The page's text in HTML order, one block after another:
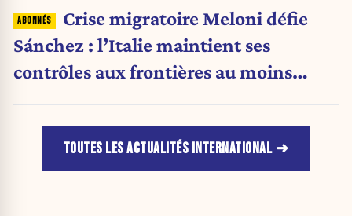
Crise migratoire Meloni défie
Sánchez : l’Italie maintient ses
contrôles aux frontières au moins
TOUTES LES ACTUALITÉS INTERNATIONAL